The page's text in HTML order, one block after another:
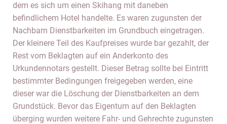
dem es sich um einen Skihang mit daneben
befindlichem Hotel handelte. Es waren zugunsten der
Nachbarn Dienstbarkeiten im Grundbuch eingetragen.
Der kleinere Teil des Kaufpreises wurde bar gezahlt, der
Rest vom Beklagten auf ein Anderkonto des
Urkundennotars gestellt. Dieser Betrag sollte bei Eintritt
bestimmter Bedingungen freigegeben werden, eine
dieser war die Löschung der Dienstbarkeiten an dem
Grundstück. Bevor das Eigentum auf den Beklagten
überging wurden weitere Fahr- und Gehrechte zugunsten